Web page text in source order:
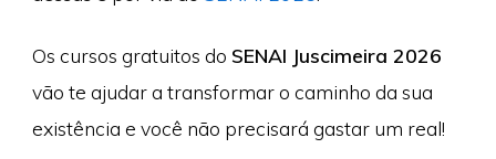
Os cursos gratuitos do SENAI Juscimeira 2026
vão te ajudar a transformar o caminho da sua
existência e você não precisará gastar um real!